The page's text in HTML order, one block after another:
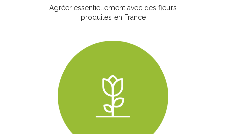
Agréer essentiellement avec des fleurs
produites en France